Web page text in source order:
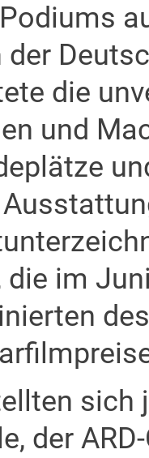
die
und
die im
sich
der